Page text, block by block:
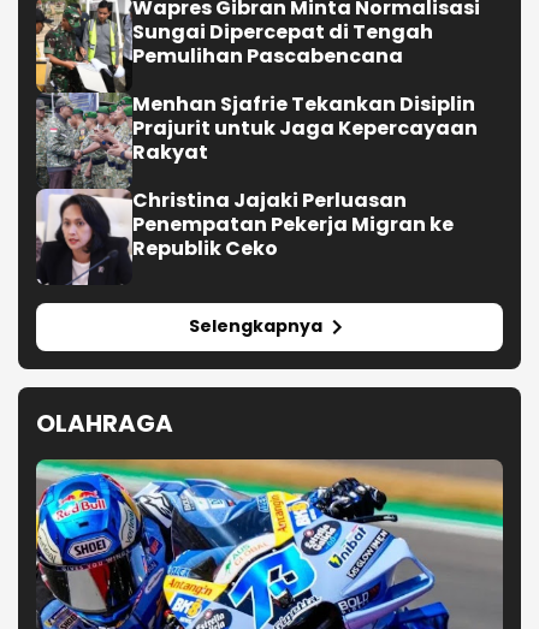
Wapres Gibran Minta Normalisasi
Sungai Dipercepat di Tengah
Pemulihan Pascabencana
Menhan Sjafrie Tekankan Disiplin
Prajurit untuk Jaga Kepercayaan
Rakyat
Christina Jajaki Perluasan
Penempatan Pekerja Migran ke
Republik Ceko
Selengkapnya
OLAHRAGA